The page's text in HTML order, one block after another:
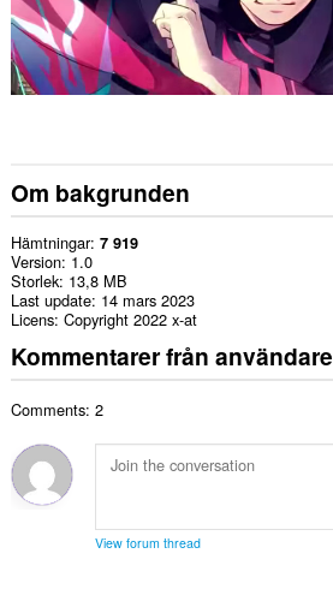
Om bakgrunden
Hämtningar 7 919
Version 1.0
Storlek 13,8 MB
Last update 14 mars 2023
Licens Copyright 2022 x-at
Kommentarer från användare
Comments: 2
View forum thread